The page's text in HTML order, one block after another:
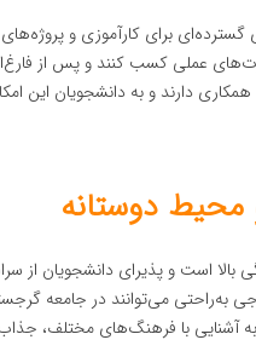
برای کارآموزی و
عملی کسب کنند و پس از
دارند و به دانشجویان این
محیط دوستانه
است و پذیرای دانشجویان از
به‌راحتی می‌توانند در جامعه
به آشنایی با فرهنگ‌های مختلف،